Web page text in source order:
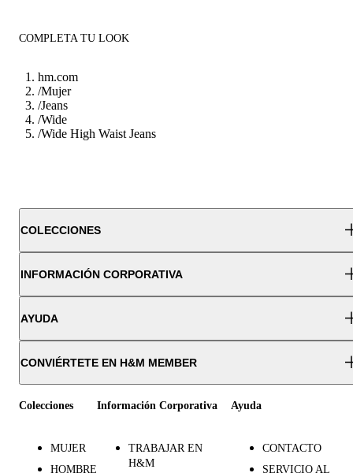
COMPLETA TU LOOK
hm.com
/Mujer
/Jeans
/Wide
/Wide High Waist Jeans
COLECCIONES
INFORMACIÓN CORPORATIVA
AYUDA
CONVIÉRTETE EN H&M MEMBER
Colecciones
MUJER
HOMBRE
Información Corporativa
TRABAJAR EN
H&M
Ayuda
CONTACTO
SERVICIO AL